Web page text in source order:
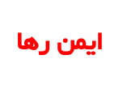
ایمن رها